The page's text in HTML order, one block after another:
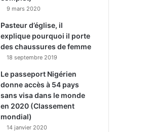
9 mars 2020
Pasteur d’église, il
explique pourquoi il porte
des chaussures de femme
18 septembre 2019
Le passeport Nigérien
donne accès à 54 pays
sans visa dans le monde
en 2020 (Classement
mondial)
14 janvier 2020